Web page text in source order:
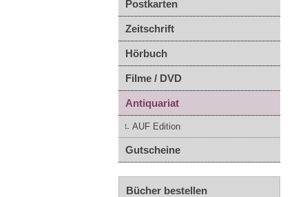
Postkarten
Zeitschrift
Hörbuch
Filme / DVD
Antiquariat
AUF Edition
Gutscheine
Bücher bestellen